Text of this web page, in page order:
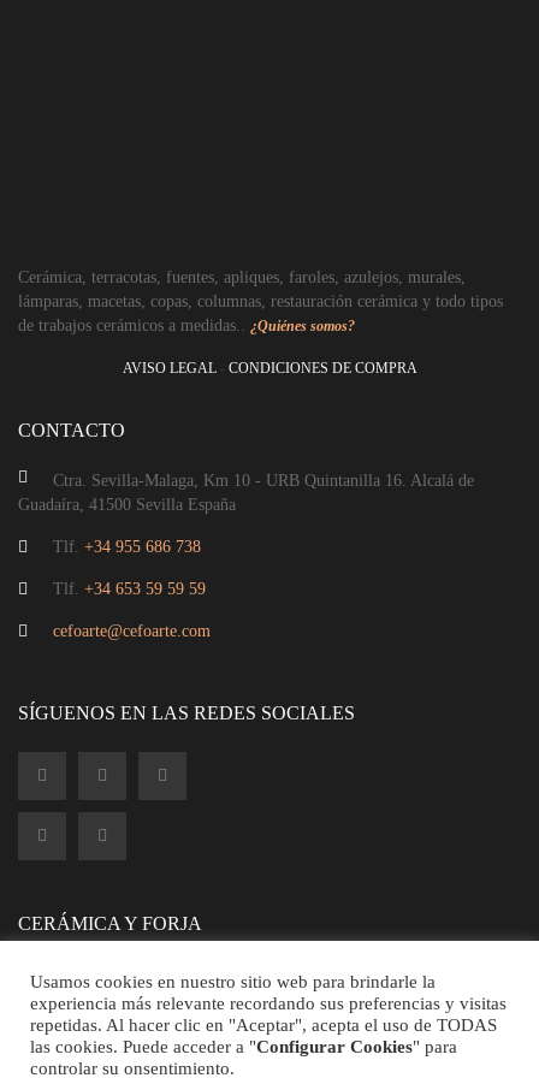
Cerámica, terracotas, fuentes, apliques, faroles, azulejos, murales,
lámparas, macetas, copas, columnas, restauración cerámica y todo tipos
de trabajos cerámicos a medidas.. ¿Quiénes somos?
AVISO LEGAL- CONDICIONES DE COMPRA
CONTACTO
Ctra. Sevilla-Malaga, Km 10 - URB Quintanilla 16. Alcalá de
Guadaíra, 41500 Sevilla España
Tlf. +34 955 686 738
Tlf. +34 653 59 59 59
cefoarte@cefoarte.com
SÍGUENOS EN LAS REDES SOCIALES
CERÁMICA Y FORJA
©2026 CEFOARTE - Todos los Derechos Reservados.
Usamos cookies en nuestro sitio web para brindarle la
experiencia más relevante recordando sus preferencias y visitas
repetidas. Al hacer clic en "Aceptar", acepta el uso de TODAS
las cookies. Puede acceder a "Configurar Cookies" para
controlar su onsentimiento.